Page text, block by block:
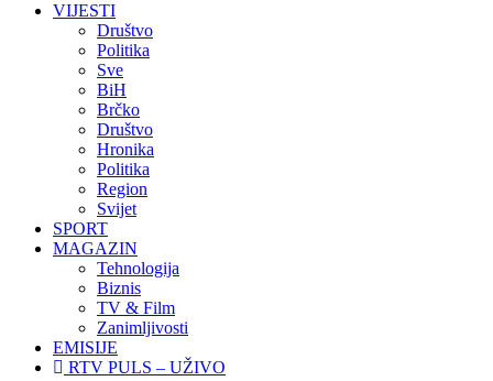
VIJESTI
Društvo
Politika
Sve
BiH
Brčko
Društvo
Hronika
Politika
Region
Svijet
SPORT
MAGAZIN
Tehnologija
Biznis
TV & Film
Zanimljivosti
EMISIJE
RTV PULS – UŽIVO